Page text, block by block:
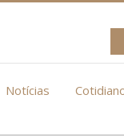
Notícias